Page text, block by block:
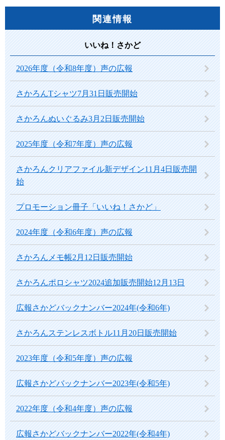
関連情報
いいね！さかど
2026年度（令和8年度）声の広報
さかろんTシャツ7月31日販売開始
さかろんぬいぐるみ3月2日販売開始
2025年度（令和7年度）声の広報
さかろんクリアファイル新デザイン11月4日販売開
始
プロモーション冊子「いいね！さかど」
2024年度（令和6年度）声の広報
さかろんメモ帳2月12日販売開始
さかろんポロシャツ2024追加販売開始12月13日
広報さかどバックナンバー2024年(令和6年)
さかろんステンレスボトル11月20日販売開始
2023年度（令和5年度）声の広報
広報さかどバックナンバー2023年(令和5年)
2022年度（令和4年度）声の広報
広報さかどバックナンバー2022年(令和4年)